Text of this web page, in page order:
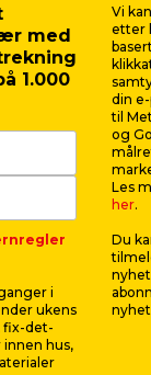
Det sliter
som får
med
1.000
i
ukens
fix-det-
hus,
Vi
etter
din
til
og
Les
her.
Du